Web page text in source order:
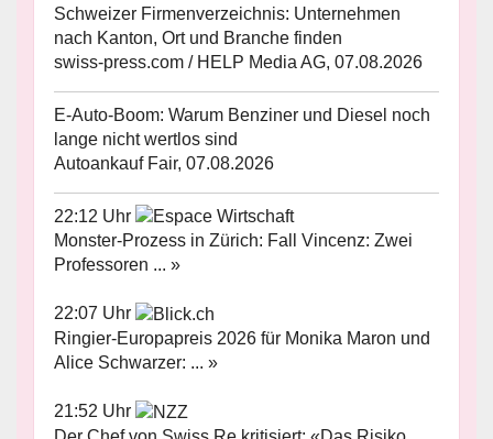
Schweizer Firmenverzeichnis: Unternehmen
nach Kanton, Ort und Branche finden
swiss-press.com / HELP Media AG, 07.08.2026
E-Auto-Boom: Warum Benziner und Diesel noch
lange nicht wertlos sind
Autoankauf Fair, 07.08.2026
22:12 Uhr
Monster-Prozess in Zürich: Fall Vincenz: Zwei
Professoren ... »
22:07 Uhr
Ringier-Europapreis 2026 für Monika Maron und
Alice Schwarzer: ... »
21:52 Uhr